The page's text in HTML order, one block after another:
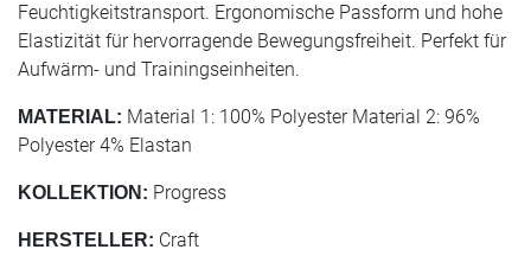
Feuchtigkeitstransport. Ergonomische Passform und hohe
Elastizität für hervorragende Bewegungsfreiheit. Perfekt für
Aufwärm- und Trainingseinheiten.
MATERIAL: Material 1: 100% Polyester Material 2: 96%
Polyester 4% Elastan
KOLLEKTION: Progress
HERSTELLER: Craft